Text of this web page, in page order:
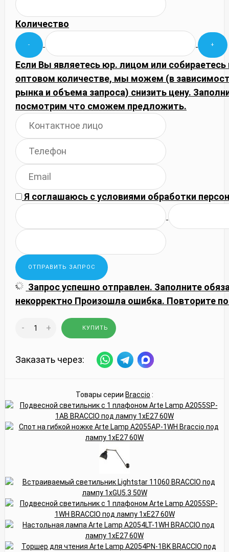
Количество
Если Вы являетесь юр. лицом или собираетесь
оптовом количестве, мы можем (в
рынка и объема запроса) снизить цену.
посмотрим что сможем предложить.
Я соглашаюсь сусловиями обработки
Запрос успешно отправлен. Заполните
некорректно Произошла ошибка. Повторите
- + КУПИТЬ
Заказать через:
Товары серии Braccio :